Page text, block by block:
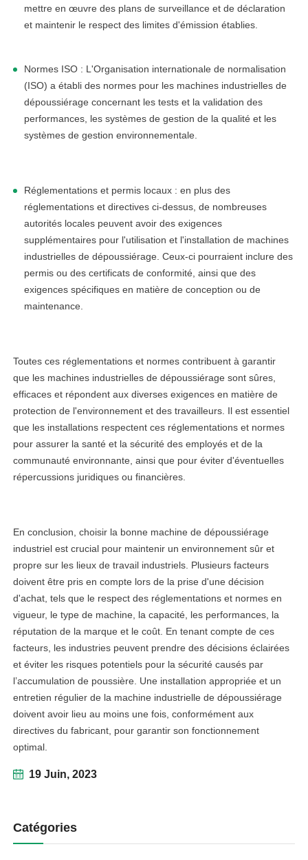
19 Juin, 2023
Catégories
linkedin
mettre en œuvre des plans de surveillance et de déclaration
et maintenir le respect des limites d'émission établies.
Normes ISO : L'Organisation internationale de normalisation
(ISO) a établi des normes pour les machines industrielles de
dépoussiérage concernant les tests et la validation des
performances, les systèmes de gestion de la qualité et les
systèmes de gestion environnementale.
Réglementations et permis locaux : en plus des
réglementations et directives ci-dessus, de nombreuses
autorités locales peuvent avoir des exigences
supplémentaires pour l'utilisation et l'installation de machines
industrielles de dépoussiérage. Ceux-ci pourraient inclure des
permis ou des certificats de conformité, ainsi que des
exigences spécifiques en matière de conception ou de
maintenance.
Toutes ces réglementations et normes contribuent à garantir
que les machines industrielles de dépoussiérage sont sûres,
efficaces et répondent aux diverses exigences en matière de
protection de l'environnement et des travailleurs. Il est essentiel
que les installations respectent ces réglementations et normes
pour assurer la santé et la sécurité des employés et de la
communauté environnante, ainsi que pour éviter d'éventuelles
répercussions juridiques ou financières.
En conclusion, choisir la bonne machine de dépoussiérage
industriel est crucial pour maintenir un environnement sûr et
propre sur les lieux de travail industriels. Plusieurs facteurs
doivent être pris en compte lors de la prise d'une décision
d'achat, tels que le respect des réglementations et normes en
vigueur, le type de machine, la capacité, les performances, la
réputation de la marque et le coût. En tenant compte de ces
facteurs, les industries peuvent prendre des décisions éclairées
et éviter les risques potentiels pour la sécurité causés par
l’accumulation de poussière. Une installation appropriée et un
entretien régulier de la machine industrielle de dépoussiérage
doivent avoir lieu au moins une fois, conformément aux
directives du fabricant, pour garantir son fonctionnement
optimal.